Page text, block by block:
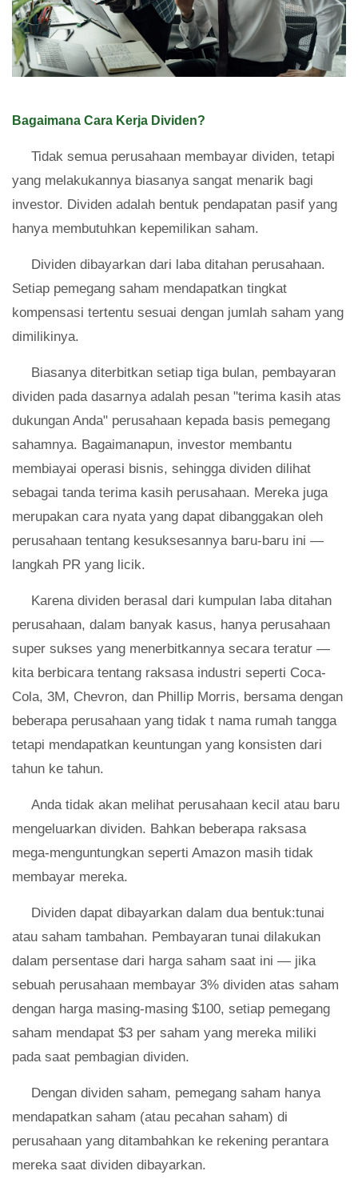
Bagaimana Cara Kerja Dividen?
Tidak semua perusahaan membayar dividen, tetapi
yang melakukannya biasanya sangat menarik bagi
investor. Dividen adalah bentuk pendapatan pasif yang
hanya membutuhkan kepemilikan saham.
Dividen dibayarkan dari laba ditahan perusahaan.
Setiap pemegang saham mendapatkan tingkat
kompensasi tertentu sesuai dengan jumlah saham yang
dimilikinya.
Biasanya diterbitkan setiap tiga bulan, pembayaran
dividen pada dasarnya adalah pesan "terima kasih atas
dukungan Anda" perusahaan kepada basis pemegang
sahamnya. Bagaimanapun, investor membantu
membiayai operasi bisnis, sehingga dividen dilihat
sebagai tanda terima kasih perusahaan. Mereka juga
merupakan cara nyata yang dapat dibanggakan oleh
perusahaan tentang kesuksesannya baru-baru ini —
langkah PR yang licik.
Karena dividen berasal dari kumpulan laba ditahan
perusahaan, dalam banyak kasus, hanya perusahaan
super sukses yang menerbitkannya secara teratur —
kita berbicara tentang raksasa industri seperti Coca-
Cola, 3M, Chevron, dan Phillip Morris, bersama dengan
beberapa perusahaan yang tidak t nama rumah tangga
tetapi mendapatkan keuntungan yang konsisten dari
tahun ke tahun.
Anda tidak akan melihat perusahaan kecil atau baru
mengeluarkan dividen. Bahkan beberapa raksasa
mega-menguntungkan seperti Amazon masih tidak
membayar mereka.
Dividen dapat dibayarkan dalam dua bentuk:tunai
atau saham tambahan. Pembayaran tunai dilakukan
dalam persentase dari harga saham saat ini — jika
sebuah perusahaan membayar 3% dividen atas saham
dengan harga masing-masing $100, setiap pemegang
saham mendapat $3 per saham yang mereka miliki
pada saat pembagian dividen.
Dengan dividen saham, pemegang saham hanya
mendapatkan saham (atau pecahan saham) di
perusahaan yang ditambahkan ke rekening perantara
mereka saat dividen dibayarkan.